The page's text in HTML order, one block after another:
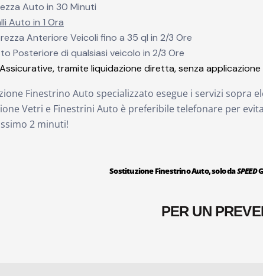
Auto in 30 Minuti
Auto in 1 Ora
Anteriore Veicoli fino a 35 ql in 2/3 Ore
Posteriore di qualsiasi veicolo in 2/3 Ore
tramite liquidazione diretta, senza applicazione
Finestrino Auto specializzato esegue i servizi
Vetri e Finestrini Auto è preferibile telefonare per
2 minuti!
Sostituzione Finestrino Auto, solo daSPEED
PER UN